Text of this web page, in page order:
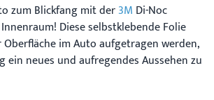
zum Blickfang mit der3M Di-Noc
Diese selbstklebende Folie
im Auto aufgetragen werden,
ein neues und aufregendes Aussehen zu